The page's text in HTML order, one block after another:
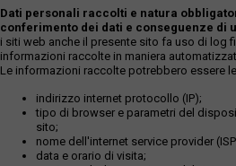
Dati personali raccolti e natura
conferimento dei dati e conseguenze di
i siti web anche il presente sito fa uso di log
informazioni raccolte in maniera
Le informazioni raccolte potrebbero essere
indirizzo internet protocollo (IP);
tipo di browser e parametri del
sito;
nome dell'internet service provider
data e orario di visita;